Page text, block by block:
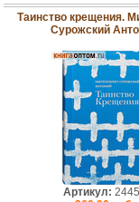
Таинство крещения.
Сурожский
Артикул: